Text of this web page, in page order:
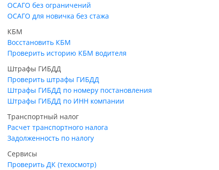
ОСАГО без ограничений
ОСАГО для новичка без стажа
КБМ
Восстановить КБМ
Проверить историю КБМ водителя
Штрафы ГИБДД
Проверить штрафы ГИБДД
Штрафы ГИБДД по номеру постановления
Штрафы ГИБДД по ИНН компании
Транспортный налог
Расчет транспортного налога
Задолженность по налогу
Сервисы
Проверить ДК (техосмотр)